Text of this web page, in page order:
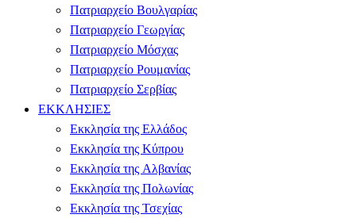
Πατριαρχείο Βουλγαρίας
Πατριαρχείο Γεωργίας
Πατριαρχείο Μόσχας
Πατριαρχείο Ρουμανίας
Πατριαρχείο Σερβίας
ΕΚΚΛΗΣΙΕΣ
Εκκλησία της Ελλάδος
Εκκλησία της Κύπρου
Εκκλησία της Αλβανίας
Εκκλησία της Πολωνίας
Εκκλησία της Τσεχίας